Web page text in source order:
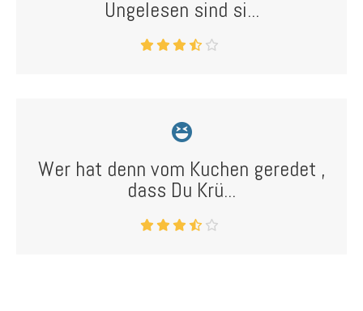
Ungelesen sind si...
Wer hat denn vom Kuchen geredet ,
dass Du Krü...